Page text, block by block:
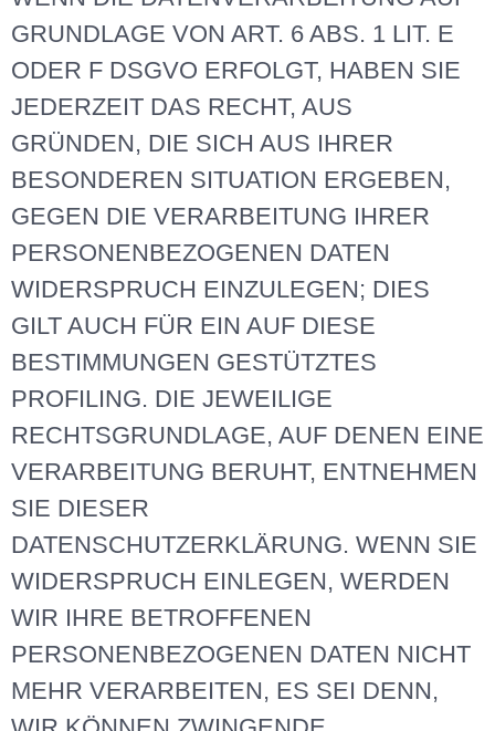
GRUNDLAGE VON ART. 6 ABS. 1 LIT. E
ODER F DSGVO ERFOLGT, HABEN SIE
JEDERZEIT DAS RECHT, AUS
GRÜNDEN, DIE SICH AUS IHRER
BESONDEREN SITUATION ERGEBEN,
GEGEN DIE VERARBEITUNG IHRER
PERSONENBEZOGENEN DATEN
WIDERSPRUCH EINZULEGEN; DIES
GILT AUCH FÜR EIN AUF DIESE
BESTIMMUNGEN GESTÜTZTES
PROFILING. DIE JEWEILIGE
RECHTSGRUNDLAGE, AUF DENEN EINE
VERARBEITUNG BERUHT, ENTNEHMEN
SIE DIESER
DATENSCHUTZERKLÄRUNG. WENN SIE
WIDERSPRUCH EINLEGEN, WERDEN
WIR IHRE BETROFFENEN
PERSONENBEZOGENEN DATEN NICHT
MEHR VERARBEITEN, ES SEI DENN,